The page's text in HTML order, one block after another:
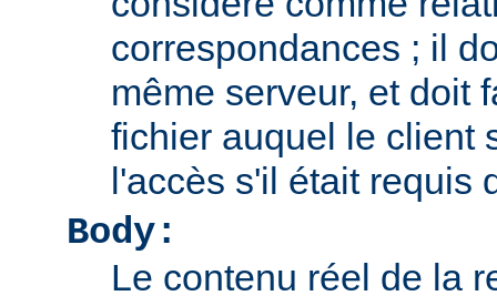
correspondances ; il
même serveur, et doit
fichier auquel le client
l'accès s'il était requis
Body:
Le contenu réel de la